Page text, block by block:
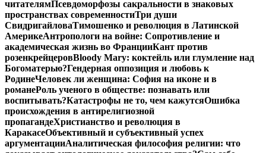
читателямПсевдоморфозы сакральности в знаковых
пространствах современностиТри души
СвидригайловаТимошенко и революция в Латинской
АмерикеАнтропологи на войне: Сопротивление и
академическая жизнь во ФранцииКант против
розенкрейцеровBloody Mary: коктейль или глумление над
Богоматерью?Гендерная оппозиция и любовь к
РодинеЧеловек ли женщина: София на иконе и в
романеРоль ученого в обществе: познавать или
воспитывать?Катастрофы не то, чем кажутсяОшибка
происхождения в антирелигиозной
пропагандеХристианство и революция в
КаракасеОбъективный и субъективный успех
аргументацииАналитическая философия религии: что